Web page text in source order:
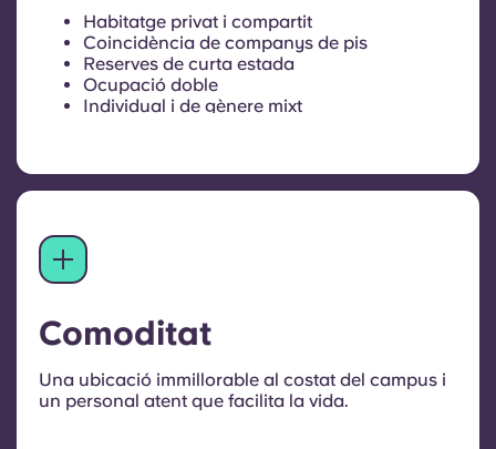
Habitatge privat i compartit
Coincidència de companys de pis
Reserves de curta estada
Ocupació doble
Individual i de gènere mixt
Comoditat
Una ubicació immillorable al costat del campus i
un personal atent que facilita la vida.